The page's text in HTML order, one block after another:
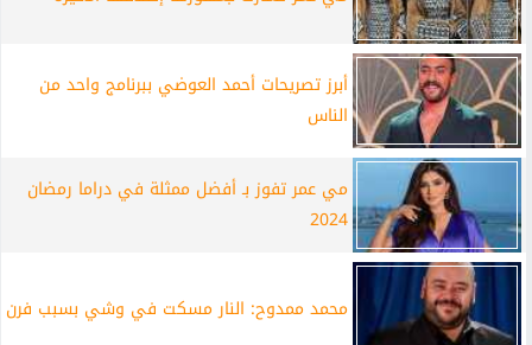
أبرز تصريحات أحمد العوضي ببرنامج واحد من
الناس
مي عمر تفوز بـ أفضل ممثلة في دراما رمضان
2024
محمد ممدوح: النار مسكت في وشي بسبب فرن